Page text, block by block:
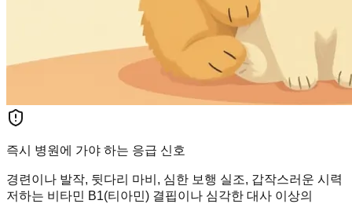
즉시 병원에 가야 하는 응급 신호
경련이나 발작, 뒷다리 마비, 심한 보행 실조, 갑작스러운 시력
저하는 비타민 B1(티아민) 결핍이나 심각한 대사 이상의